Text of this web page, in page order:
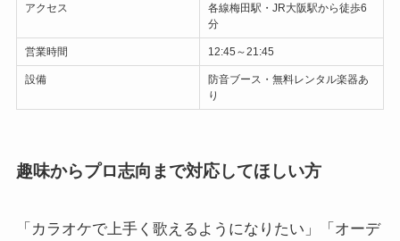
アクセス
各線梅田駅・JR大阪駅から徒歩6
分
営業時間 12:45～21:45
設備
防音ブース・無料レンタル楽器あ
り
趣味からプロ志向まで対応してほしい方
「カラオケで上手く歌えるようになりたい」「オーデ